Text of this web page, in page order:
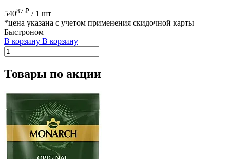
54087 ₽ / 1 шт
*цена указана с учетом применения скидочной карты
Быстроном
В корзину В корзину
Товары по акции